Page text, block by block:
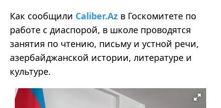
Как сообщили Caliber.Az в Госкомитете по
работе с диаспорой, в школе проводятся
занятия по чтению, письму и устной речи,
азербайджанской истории, литературе и
культуре.